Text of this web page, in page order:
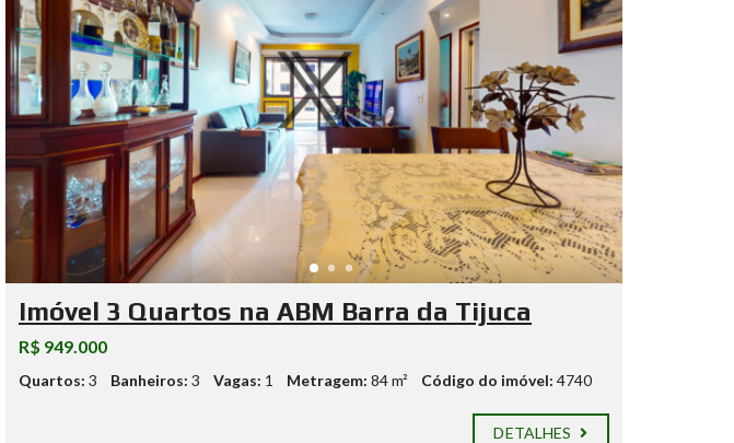
Imóvel 3 Quartos na ABM Barra da Tijuca
R$ 949.000
Quartos: 3 Banheiros: 3 Vagas: 1 Metragem: 84 m² Código do imóvel: 4740
DETALHES